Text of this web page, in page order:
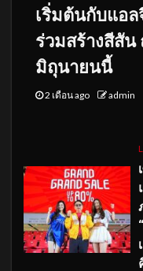
เริ่มต้นกับแอ
ร่วมสร้างสีสัน
มิถุนายนนี้
2 เดือน ago admin